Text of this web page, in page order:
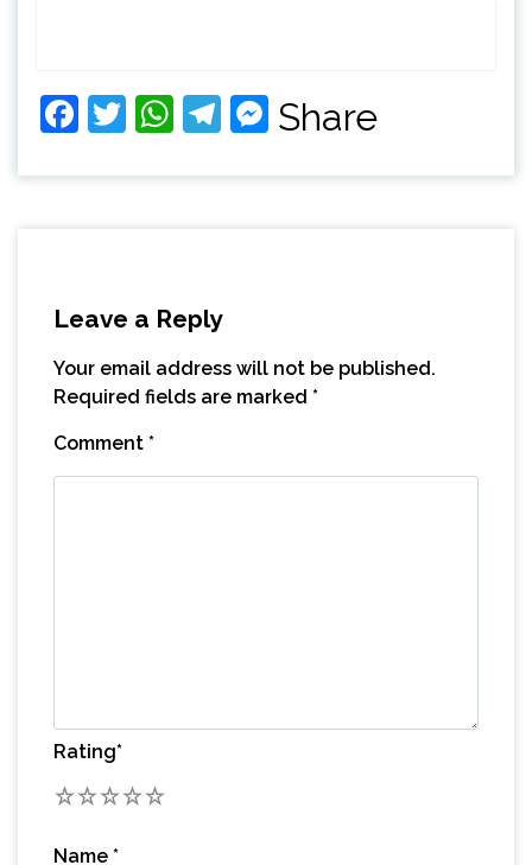
Facebook
Twitter
WhatsApp
Telegram
Messenger
Share
Leave a Reply
Your email address will not be published.
Required fields are marked *
Comment *
Rating*
5
4
3
2
Name *